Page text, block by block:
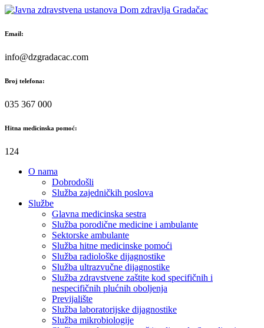
Skip
content
Email:
info@dzgradacac.com
Broj telefona:
035 367 000
Hitna medicinska pomoć:
124
O nama
Dobrodošli
Služba zajedničkih poslova
Službe
Glavna medicinska sestra
Služba porodične medicine i ambulante
Sektorske ambulante
Služba hitne medicinske pomoći
Služba radiološke dijagnostike
Služba ultrazvučne dijagnostike
Služba zdravstvene zaštite kod specifičnih i
nespecifičnih plućnih oboljenja
Previjalište
Služba laboratorijske dijagnostike
Služba mikrobiologije